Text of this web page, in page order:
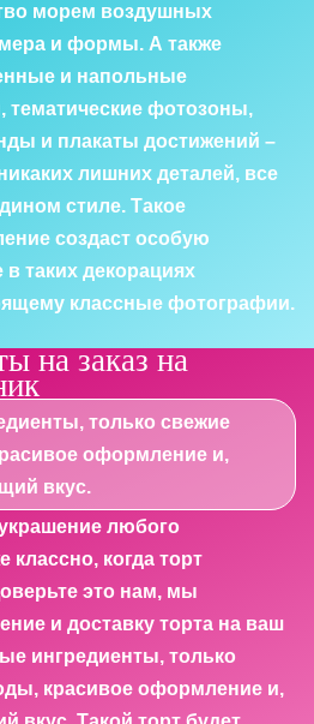
морем воздушных
и формы. А также
и напольные
тематические фотозоны,
и плакаты достижений –
лишних деталей, все
стиле. Такое
создаст особую
таких декорациях
классные фотографии.
на заказ на
только свежие
оформление и,
вкус.
любого
классно, когда торт
это нам, мы
и доставку торта на ваш
ингредиенты, только
красивое оформление и,